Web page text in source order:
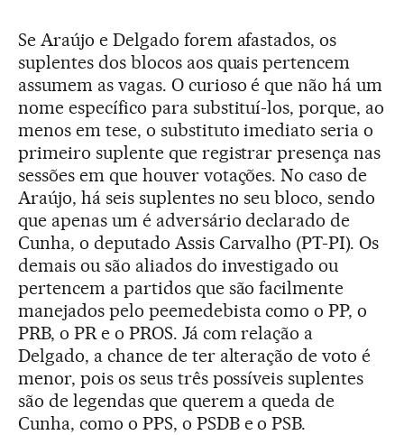
Se Araújo e Delgado forem afastados, os
suplentes dos blocos aos quais pertencem
assumem as vagas. O curioso é que não há um
nome específico para substituí-los, porque, ao
menos em tese, o substituto imediato seria o
primeiro suplente que registrar presença nas
sessões em que houver votações. No caso de
Araújo, há seis suplentes no seu bloco, sendo
que apenas um é adversário declarado de
Cunha, o deputado Assis Carvalho (PT-PI). Os
demais ou são aliados do investigado ou
pertencem a partidos que são facilmente
manejados pelo peemedebista como o PP, o
PRB, o PR e o PROS. Já com relação a
Delgado, a chance de ter alteração de voto é
menor, pois os seus três possíveis suplentes
são de legendas que querem a queda de
Cunha, como o PPS, o PSDB e o PSB.